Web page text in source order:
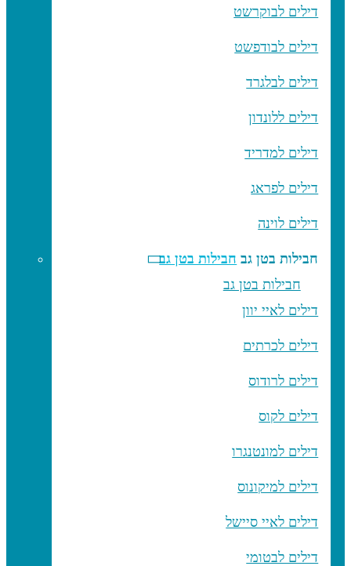
דילים לבוקרשט
דילים לבודפשט
דילים לבלגרד
דילים ללונדון
דילים למדריד
דילים לפראג
דילים לוינה
חבילות בטן גב חבילות בטן גב
חבילות בטן גב
דילים לאיי יוון
דילים לכרתים
דילים לרודוס
דילים לקוס
דילים למונטנגרו
דילים למיקונוס
דילים לאיי סיישל
דילים לבטומי